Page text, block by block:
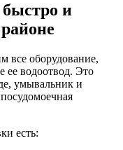
и
все оборудование,
ее водоотвод. Это
умывальник и
есть: